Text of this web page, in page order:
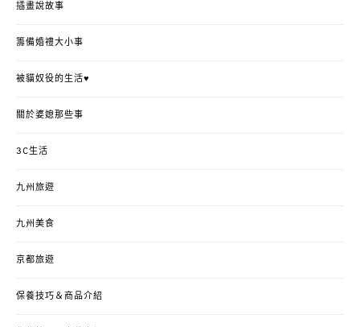
插畫說故事
籌備婚禮大小事
被貓奴役的生活♥
關於婆媳那些事
3C生活
九州旅遊
九州美食
京都旅遊
保養技巧＆商品介紹